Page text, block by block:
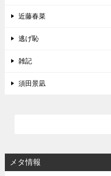
近藤春菜
逃げ恥
雑記
須田景凪
メタ情報